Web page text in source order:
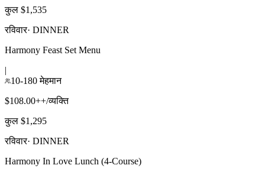
कुल $1,535
रविवार· DINNER
Harmony Feast Set Menu
|
10-180 मेहमान
$108.00++/व्यक्ति
कुल $1,295
रविवार· DINNER
Harmony In Love Lunch (4-Course)